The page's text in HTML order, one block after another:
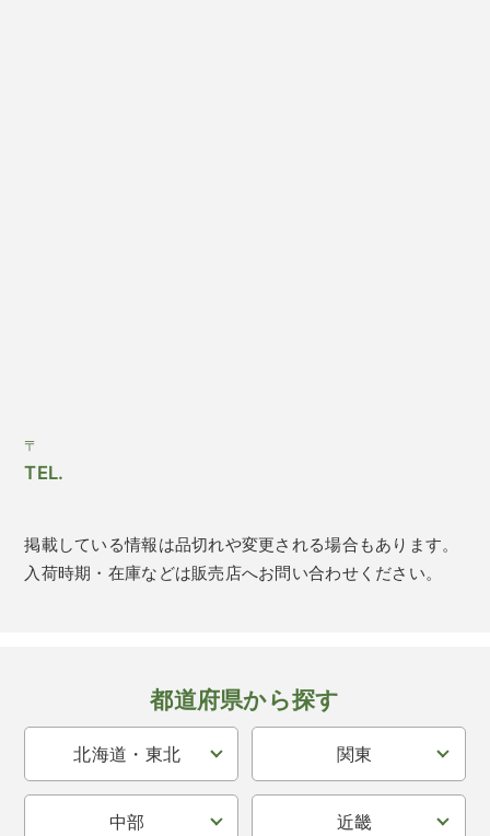
〒
TEL.
掲載している情報は品切れや変更される場合もあります。
入荷時期・在庫などは販売店へお問い合わせください。
都道府県から探す
北海道・東北 関東
中部 近畿